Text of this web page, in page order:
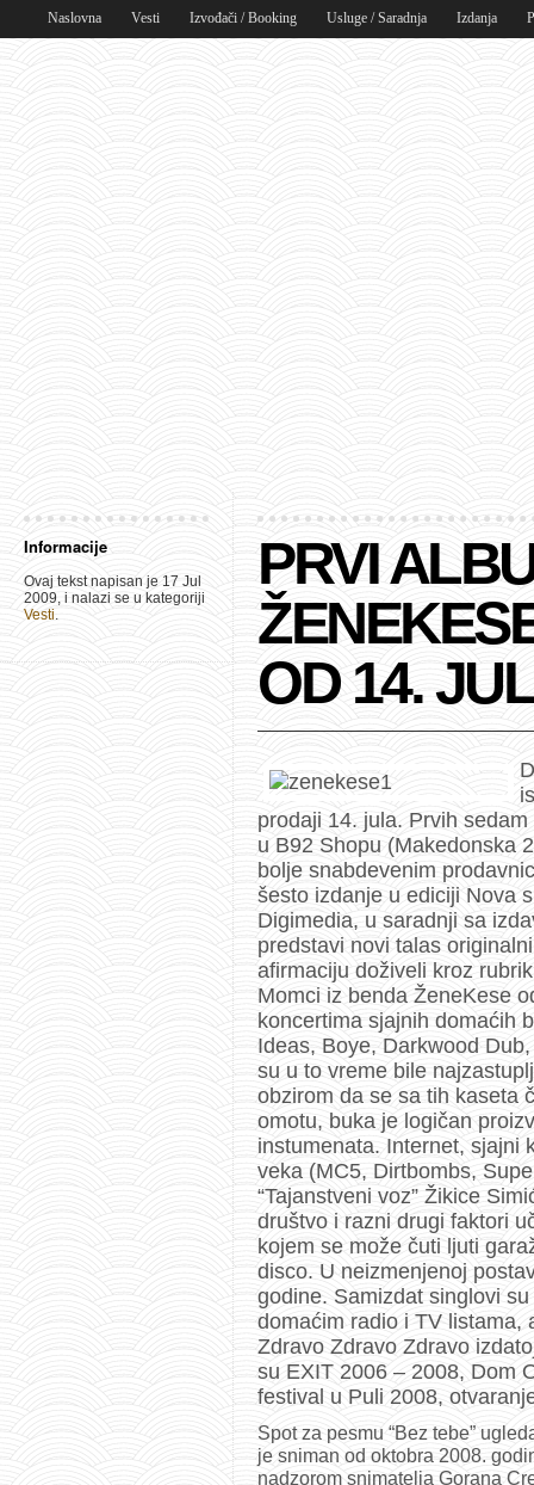
Naslovna Vesti Izvođači / Booking Usluge / Saradnja Izdanja
Informacije
Ovaj tekst napisan je 17 Jul
2009, i nalazi se u kategoriji
Vesti.
PRVI
OD 14.
prodaji 14. jula. Prvih
u B92 Shopu (Makedonska
bolje snabdevenim
šesto izdanje u ediciji Nova
Digimedia, u saradnji sa
predstavi novi talas
afirmaciju doživeli kroz
Momci iz benda ŽeneKese
koncertima sjajnih domaćih
Ideas, Boye, Darkwood
su u to vreme bile
obzirom da se sa tih kaseta
omotu, buka je logičan
instumenata. Internet, sjajni
veka (MC5, Dirtbombs,
“Tajanstveni voz” Žikice
društvo i razni drugi faktori
kojem se može čuti ljuti
disco. U neizmenjenoj
godine. Samizdat singlovi
domaćim radio i TV listama,
Zdravo Zdravo Zdravo
su EXIT 2006 – 2008, Dom
festival u Puli 2008,
Spot za pesmu “Bez tebe”
je sniman od oktobra 2008.
nadzorom snimatelja Gorana